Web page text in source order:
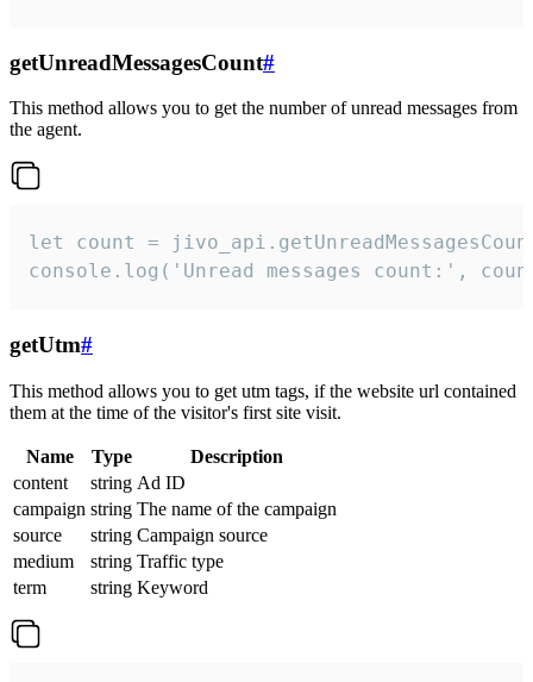
getUnreadMessagesCount#
This method allows you to get the number of unread messages from
the agent.
let count =
console.log('Unread messages count:',
getUtm#
This method allows you to get utm tags, if the website url contained
them at the time of the visitor's first site visit.
Name Type
Description
content
string Ad ID
campaign string The name of the campaign
source
string Campaign source
medium
string Traffic type
term
string Keyword